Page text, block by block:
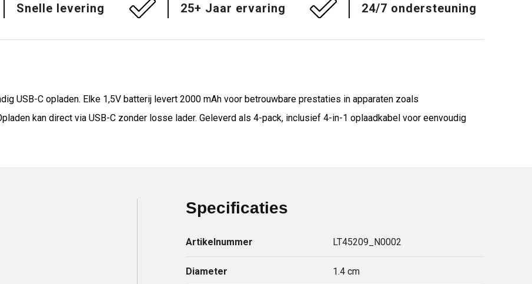
Snelle levering 25+ Jaar ervaring 24/7 ondersteuning
USB-C opladen. Elke 1,5V batterij levert 2000 mAh voor betrouwbare prestaties in apparaten zoals
kan direct via USB-C zonder losse lader. Geleverd als 4-pack, inclusief 4-in-1 oplaadkabel voor eenvoudig
Specificaties
Artikelnummer LT45209_N0002
Diameter 1.4 cm